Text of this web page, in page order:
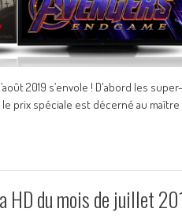
2019 s’envole ! D'abord les
prix spéciale est décerné au
du mois de juillet